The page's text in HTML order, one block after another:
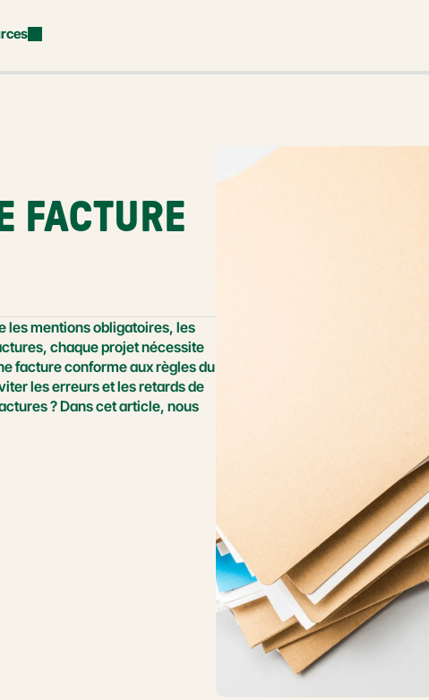
FACTURE
les mentions obligatoires, les
chaque projet nécessite
facture conforme aux règles du
les erreurs et les retards de
? Dans cet article, nous